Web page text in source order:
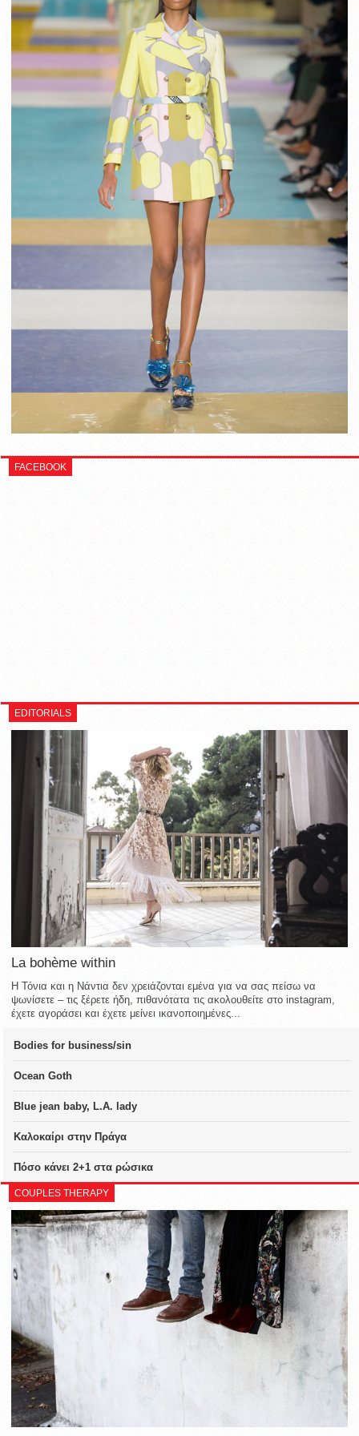
FACEBOOK
EDITORIALS
La bohème within
Η Τόνια και η Νάντια δεν χρειάζονται εμένα για να σας πείσω να
ψωνίσετε – τις ξέρετε ήδη, πιθανότατα τις ακολουθείτε στο instagram,
έχετε αγοράσει και έχετε μείνει ικανοποιημένες...
Bodies for business/sin
Ocean Goth
Blue jean baby, L.A. lady
Καλοκαίρι στην Πράγα
Πόσο κάνει 2+1 στα ρώσικα
COUPLES THERAPY